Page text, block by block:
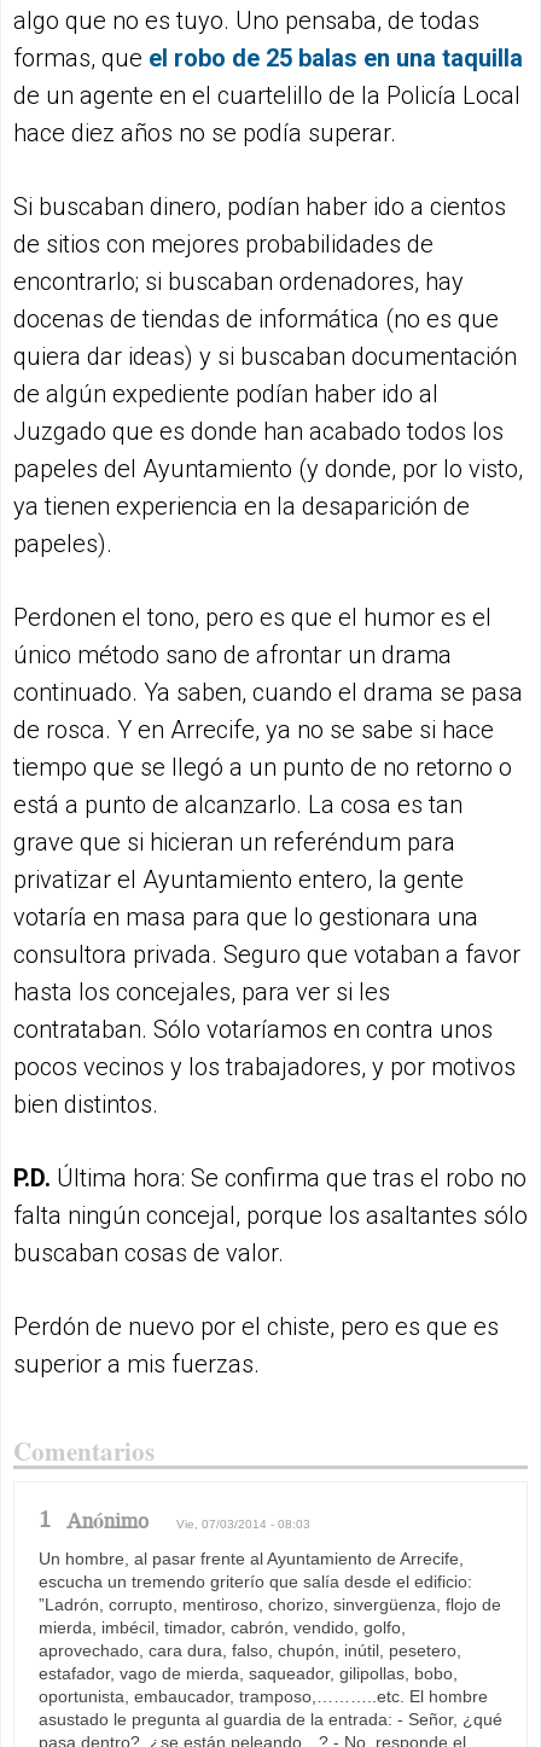
algo que no es tuyo. Uno pensaba, de todas
formas, que el robo de 25 balas en una taquilla
de un agente en el cuartelillo de la Policía Local
hace diez años no se podía superar.
Si buscaban dinero, podían haber ido a cientos
de sitios con mejores probabilidades de
encontrarlo; si buscaban ordenadores, hay
docenas de tiendas de informática (no es que
quiera dar ideas) y si buscaban documentación
de algún expediente podían haber ido al
Juzgado que es donde han acabado todos los
papeles del Ayuntamiento (y donde, por lo visto,
ya tienen experiencia en la desaparición de
papeles).
Perdonen el tono, pero es que el humor es el
único método sano de afrontar un drama
continuado. Ya saben, cuando el drama se pasa
de rosca. Y en Arrecife, ya no se sabe si hace
tiempo que se llegó a un punto de no retorno o
está a punto de alcanzarlo. La cosa es tan
grave que si hicieran un referéndum para
privatizar el Ayuntamiento entero, la gente
votaría en masa para que lo gestionara una
consultora privada. Seguro que votaban a favor
hasta los concejales, para ver si les
contrataban. Sólo votaríamos en contra unos
pocos vecinos y los trabajadores, y por motivos
bien distintos.
P.D. Última hora: Se confirma que tras el robo no
falta ningún concejal, porque los asaltantes sólo
buscaban cosas de valor.
Perdón de nuevo por el chiste, pero es que es
superior a mis fuerzas.
Comentarios
1 Anónimo Vie, 07/03/2014 - 08:03
Un hombre, al pasar frente al Ayuntamiento de Arrecife,
escucha un tremendo griterío que salía desde el edificio:
”Ladrón, corrupto, mentiroso, chorizo, sinvergüenza, flojo de
mierda, imbécil, timador, cabrón, vendido, golfo,
aprovechado, cara dura, falso, chupón, inútil, pesetero,
estafador, vago de mierda, saqueador, gilipollas, bobo,
oportunista, embaucador, tramposo,………..etc. El hombre
asustado le pregunta al guardia de la entrada: - Señor, ¿qué
pasa dentro?, ¿se están peleando…? - No, responde el